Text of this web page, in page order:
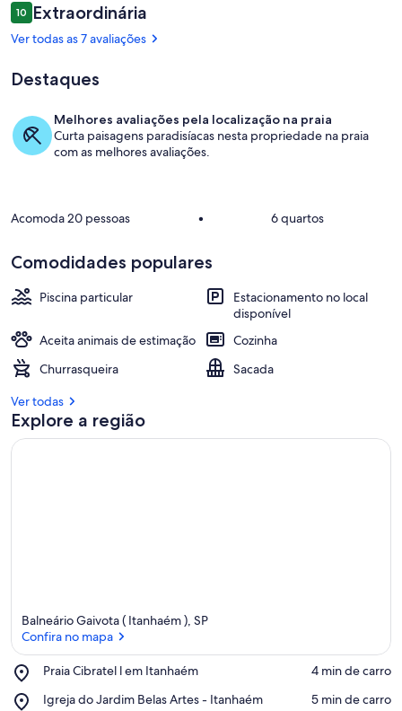
PE
THE
SAND
Avaliações
1010 de 10
Extraordinária
Ver todas as 7 avaliações
Destaques
Melhores avaliações pela localização na praia
Curta paisagens paradisíacas nesta propriedade na praia
com as melhores avaliações.
Acomoda 20 pessoas • 6 quartos
Comodidades populares
Piscina particular
Estacionamento no local
disponível
Aceita animais de estimação
Cozinha
Churrasqueira
Sacada
Ver todas
Explore a região
Balneário Gaivota ( Itanhaém ), SP
Confira no mapa
Praia Cibratel l em Itanhaém
Place,
Cibratel
‪4 min de carro‬
Igreja do Jardim Belas Artes - Itanhaém
Place,
‪5 min de carro‬